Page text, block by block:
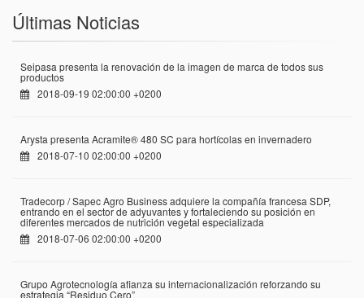
Últimas Noticias
Seipasa presenta la renovación de la imagen de marca de todos sus
productos
2018-09-19 02:00:00 +0200
Arysta presenta Acramite® 480 SC para hortícolas en invernadero
2018-07-10 02:00:00 +0200
Tradecorp / Sapec Agro Business adquiere la compañía francesa SDP,
entrando en el sector de adyuvantes y fortaleciendo su posición en
diferentes mercados de nutrición vegetal especializada
2018-07-06 02:00:00 +0200
Grupo Agrotecnología afianza su internacionalización reforzando su
estrategia “Residuo Cero”